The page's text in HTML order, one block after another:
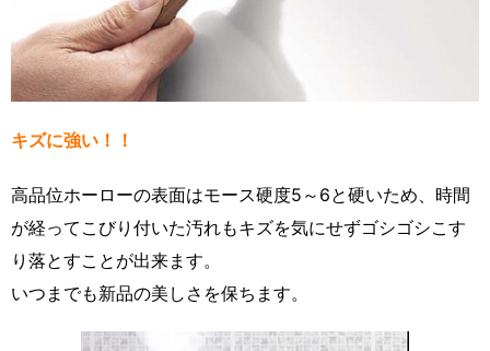
キズに強い！！
高品位ホーローの表面はモース硬度5～6と硬いため、時間
が経ってこびり付いた汚れもキズを気にせずゴシゴシこす
り落とすことが出来ます。
いつまでも新品の美しさを保ちます。